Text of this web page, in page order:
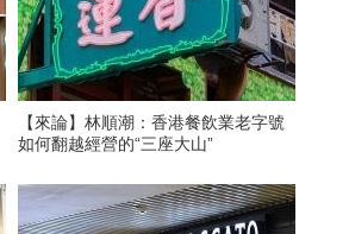
【來論】林順潮：香港餐飲業老字號
如何翻越經營的“三座大山”